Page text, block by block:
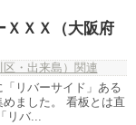
ＸＸＸ（大阪府
・出来島）関連
リバーサイド」ある
ました。 看板とは直
リバ...